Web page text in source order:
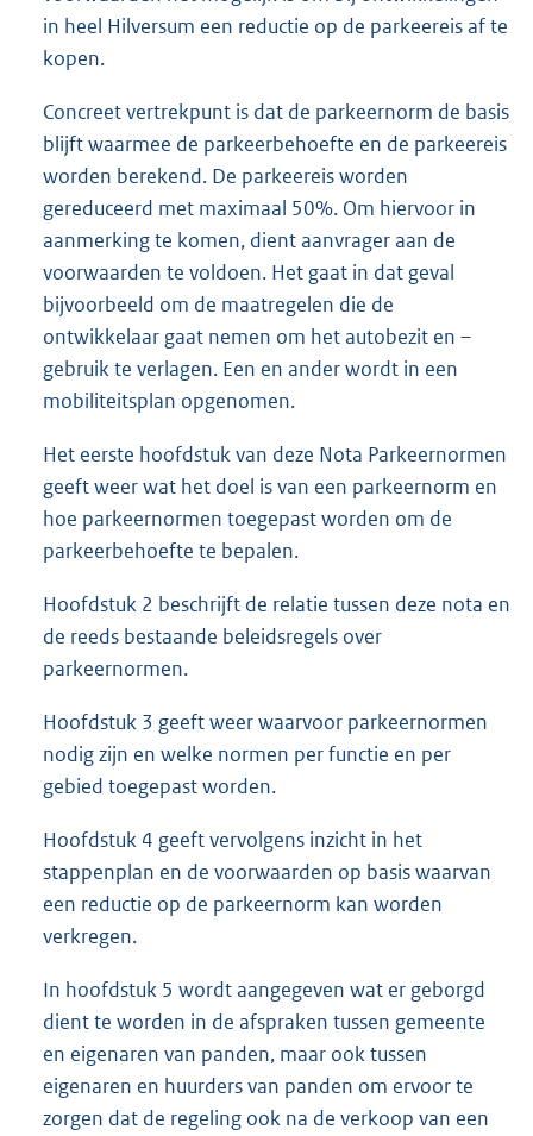
in heel Hilversum een reductie op de parkeereis af te
kopen.
Concreet vertrekpunt is dat de parkeernorm de basis
blijft waarmee de parkeerbehoefte en de parkeereis
worden berekend. De parkeereis worden
gereduceerd met maximaal 50%. Om hiervoor in
aanmerking te komen, dient aanvrager aan de
voorwaarden te voldoen. Het gaat in dat geval
bijvoorbeeld om de maatregelen die de
ontwikkelaar gaat nemen om het autobezit en –
gebruik te verlagen. Een en ander wordt in een
mobiliteitsplan opgenomen.
Het eerste hoofdstuk van deze Nota Parkeernormen
geeft weer wat het doel is van een parkeernorm en
hoe parkeernormen toegepast worden om de
parkeerbehoefte te bepalen.
Hoofdstuk 2 beschrijft de relatie tussen deze nota en
de reeds bestaande beleidsregels over
parkeernormen.
Hoofdstuk 3 geeft weer waarvoor parkeernormen
nodig zijn en welke normen per functie en per
gebied toegepast worden.
Hoofdstuk 4 geeft vervolgens inzicht in het
stappenplan en de voorwaarden op basis waarvan
een reductie op de parkeernorm kan worden
verkregen.
In hoofdstuk 5 wordt aangegeven wat er geborgd
dient te worden in de afspraken tussen gemeente
en eigenaren van panden, maar ook tussen
eigenaren en huurders van panden om ervoor te
zorgen dat de regeling ook na de verkoop van een